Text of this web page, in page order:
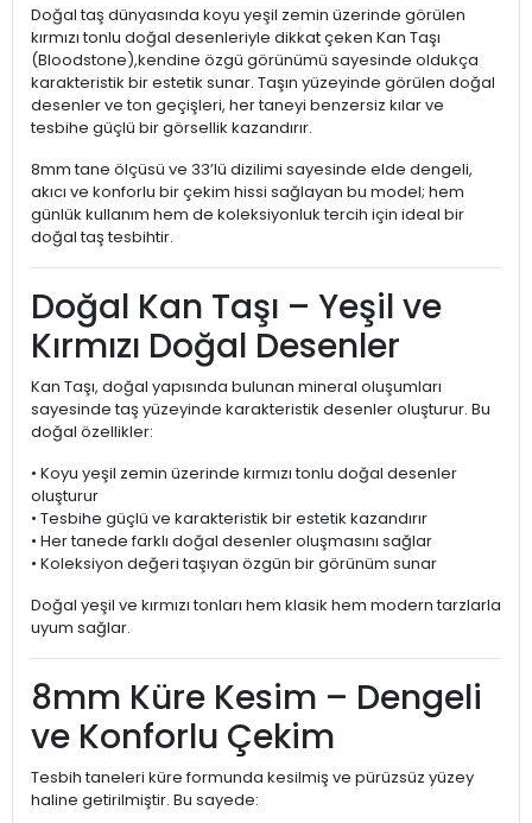
Doğal taş dünyasında koyu yeşil zemin üzerinde görülen
kırmızı tonlu doğal desenleriyle dikkat çeken Kan Taşı
(Bloodstone),kendine özgü görünümü sayesinde oldukça
karakteristik bir estetik sunar. Taşın yüzeyinde görülen doğal
desenler ve ton geçişleri, her taneyi benzersiz kılar ve
tesbihe güçlü bir görsellik kazandırır.
8mm tane ölçüsü ve 33’lü dizilimi sayesinde elde dengeli,
akıcı ve konforlu bir çekim hissi sağlayan bu model; hem
günlük kullanım hem de koleksiyonluk tercih için ideal bir
doğal taş tesbihtir.
Doğal Kan Taşı – Yeşil ve
Kırmızı Doğal Desenler
Kan Taşı, doğal yapısında bulunan mineral oluşumları
sayesinde taş yüzeyinde karakteristik desenler oluşturur. Bu
doğal özellikler:
• Koyu yeşil zemin üzerinde kırmızı tonlu doğal desenler
oluşturur
• Tesbihe güçlü ve karakteristik bir estetik kazandırır
• Her tanede farklı doğal desenler oluşmasını sağlar
• Koleksiyon değeri taşıyan özgün bir görünüm sunar
Doğal yeşil ve kırmızı tonları hem klasik hem modern tarzlarla
uyum sağlar.
8mm Küre Kesim – Dengeli
ve Konforlu Çekim
Tesbih taneleri küre formunda kesilmiş ve pürüzsüz yüzey
haline getirilmiştir. Bu sayede: